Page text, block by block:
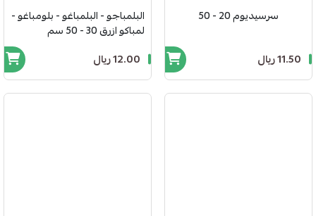
سرسيديوم 20 - 50
11.50 ريال
البلمباجو - البلمباغو - بلومباغو -
لمباكو ازرق 30 - 50 سم
12.00 ريال